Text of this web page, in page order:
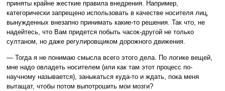
приняты крайне жесткие правила внедрения. Например,
категорически запрещено использовать в качестве носителя лиц,
вынужденных внезапно принимать какие-то решения. Так что, не
надейтесь, что Вам придется побыть часок-другой не только
султаном, но даже регулировщиком дорожного движения.
— Тогда я не понимаю смысла всего этого дела. По логике вещей,
мне надо овладеть носителем (или как там этот процесс по-
научному называется), заныкаться куда-то и ждать, пока меня
вытащат, чтобы потом выпотрошить мои мозги?